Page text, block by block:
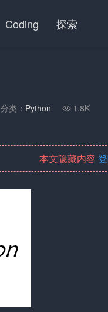
Coding 探索
分类： Python  1.8K
本文隐藏内容